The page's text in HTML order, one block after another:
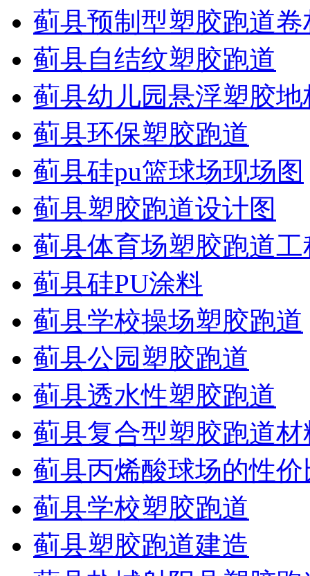
蓟县预制型塑胶跑道卷
蓟县自结纹塑胶跑道
蓟县幼儿园悬浮塑胶
蓟县环保塑胶跑道
蓟县硅pu篮球场现场图
蓟县塑胶跑道设计图
蓟县体育场塑胶跑道工
蓟县硅PU涂料
蓟县学校操场塑胶跑道
蓟县公园塑胶跑道
蓟县透水性塑胶跑道
蓟县复合型塑胶跑道材
蓟县丙烯酸球场的性价
蓟县学校塑胶跑道
蓟县塑胶跑道建造